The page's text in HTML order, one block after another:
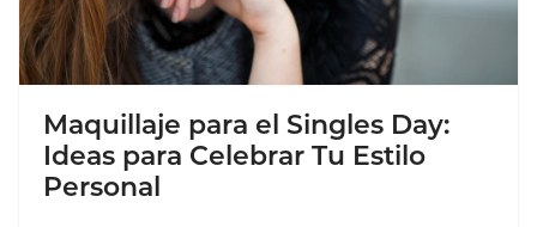
Maquillaje para el Singles Day:
Ideas para Celebrar Tu Estilo
Personal